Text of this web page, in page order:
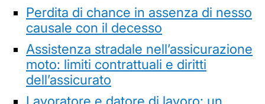
Perdita di chance in assenza di nesso
causale con il decesso
Assistenza stradale nell’assicurazione
moto: limiti contrattuali e diritti
dell’assicurato